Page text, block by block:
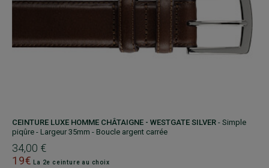
CEINTURE LUXE HOMME CHÂTAIGNE - WESTGATE SILVER - Simple
piqûre - Largeur 35mm - Boucle argent carrée
34,00 €
19€ La 2e ceinture au choix